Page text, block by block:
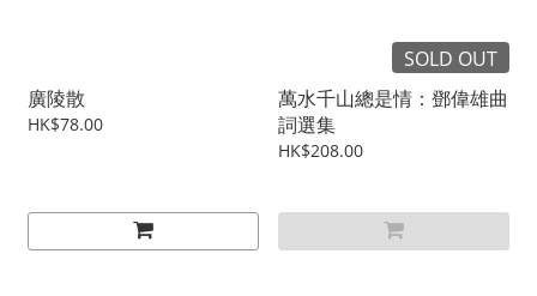
廣陵散
HK$78.00
SOLD OUT
萬水千山總是情：鄧偉雄曲
詞選集
HK$208.00